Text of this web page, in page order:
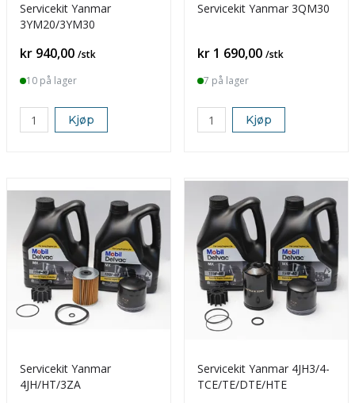
Servicekit Yanmar
3YM20/3YM30
Pris
kr 940,00 /stk
10 på lager
Kjøp
Servicekit Yanmar 3QM30
Pris
kr 1 690,00 /stk
7 på lager
Kjøp
Servicekit Yanmar
4JH/HT/3ZA
Servicekit Yanmar 4JH3/4-
TCE/TE/DTE/HTE